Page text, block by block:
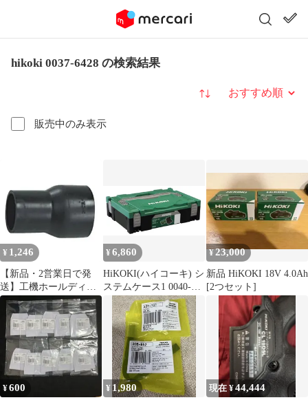
hikoki 0037-6428 の検索結果
販売中のみ表示
並び替え
¥ 1,246
【新品・2営業日で発
送】工機ホールディン
グス HiKOKI アダプタ
(320994 6444)
¥6,860
HiKOKI(ハイコーキ) シ
ステムケース1 0040-
2656ym a465feab
¥23,000
新品 HiKOKI 18V 4.0Ah
[2つセット]
¥600 ¥1,980 現在 ¥44,444